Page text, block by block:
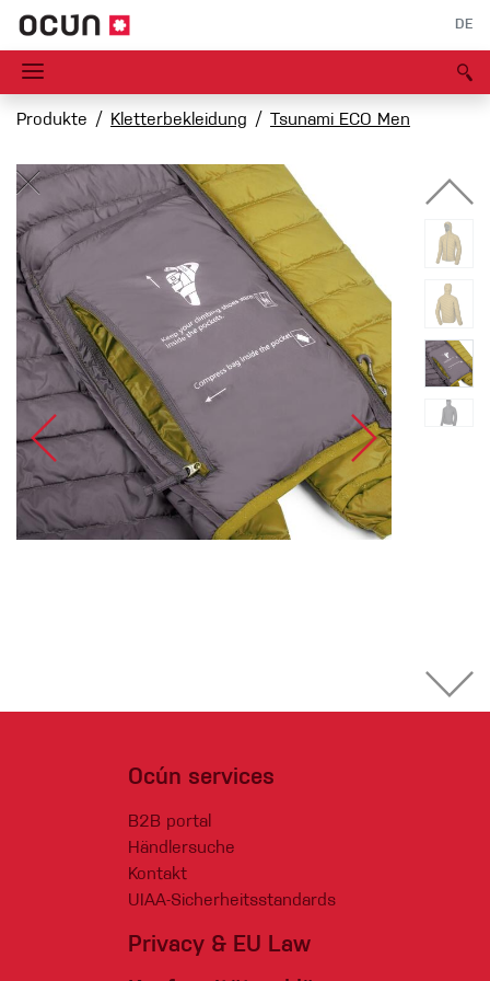
DE
Produkte Kletterbekleidung Tsunami ECO Men
Ocún services
B2B portal
Händlersuche
Kontakt
UIAA-Sicherheitsstandards
Privacy & EU Law